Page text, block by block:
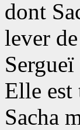
dont
lever
Elle est
Sacha